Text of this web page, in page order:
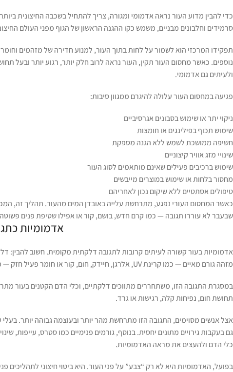
כדי להבין מדוע העור נראה אדמומי ומגורה, צריך להתחיל בשכבה החיצונית
סרמידים וחלבונים מבניים, משמש כקו ההגנה הראשון של הגוף מפני העולם
תפקידו המרכזי הוא לשמור על לחות בתוך העור, למנוע חדירה של מזהמים
נוספים. כאשר מחסום העור תקין, העור נראה לרוב חלק יותר, רגוע יותר ובעל
ולעיתים גם אדמומי.
פגיעה במחסום העור עלולה להיגרם ממגוון סיבות:
ניקוי יתר או שימוש בסבונים אגרסיביים
שימוש תכוף בפילינגים או חומצות
חשיפה ממושכת לשמש ללא הגנה מספקת
שינויי מזג אוויר קיצוניים
שימוש ברכיבים פעילים שאינם מותאמים לסוג העור
מחסור בלחות או שימוש במוצרים מייבשים
טיפולים אסתטיים ללא שיקום נכון לאחריהם
כאשר המחסום העורי נפגע, מתרחשת עלייה באובדן המים מהעור. תהליך זה,
שבעבר לא עוררו תגובה — כמו קרם חדש, בושם, קור או אפילו שטיפת פנים
אדמומיות
אדמומיות בעור קשורה לעיתים קרובות לתגובה דלקתית מקומית. חשוב
מזהה גורם מאיים — כמו קרינת UV, אלרגן, חיידק, חום, קור או חומר פעיל חזק — מערכת החיסון המקומית נכנסת לפעולה.
במסגרת התגובה הזו, משתחררים מתווכים דלקתיים, וכלי הדם הקטנים בעור
תחושת חום, נפיחות קלה, רגישות או גרד.
אצל אנשים מסוימים, התגובה הזו מתרחשת מהר יותר ובעוצמה גבוהה יותר. בעלי
גם בעקבות גירויים מתונים יחסית. בנוסף, גורמים פנימיים כמו סטרס, עייפות,
כלי הדם ולהעצים את מראה האדמומיות.
בפועל, האדמומיות היא לא רק “צבע” על פני העור. היא ביטוי חיצוני